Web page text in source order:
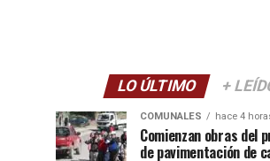
LO ÚLTIMO +
COMUNALES hace 4
Comienzan obras del
de pavimentación de